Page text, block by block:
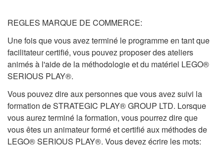
REGLES MARQUE DE COMMERCE:
Une fois que vous avez terminé le programme en tant que
facilitateur certifié, vous pouvez proposer des ateliers
animés à l'aide de la méthodologie et du matériel LEGO®
SERIOUS PLAY®.
Vous pouvez dire aux personnes que vous avez suivi la
formation de STRATEGIC PLAY® GROUP LTD. Lorsque
vous aurez terminé la formation, vous pourrez dire que
vous êtes un animateur formé et certifié aux méthodes de
LEGO® SERIOUS PLAY®. Vous devez écrire les mots: